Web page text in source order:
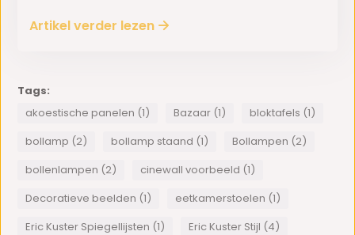
Artikel verder lezen
Tags:
akoestische panelen (1)
Bazaar (1)
bloktafels (1)
bollamp (2)
bollamp staand (1)
Bollampen (2)
bollenlampen (2)
cinewall voorbeeld (1)
Decoratieve beelden (1)
eetkamerstoelen (1)
Eric Kuster Spiegellijsten (1)
Eric Kuster Stijl (4)